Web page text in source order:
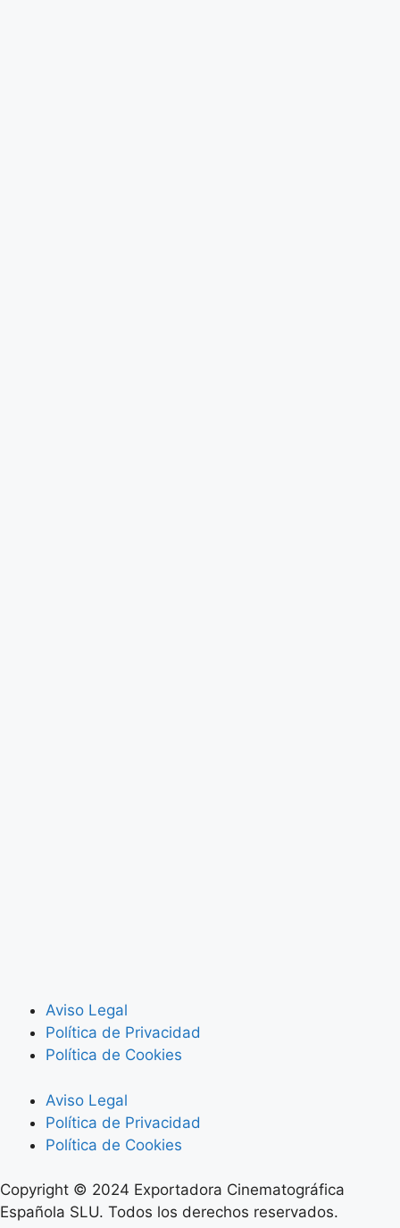
Aviso Legal
Política de Privacidad
Política de Cookies
Aviso Legal
Política de Privacidad
Política de Cookies
Copyright © 2024 Exportadora Cinematográfica
Española SLU. Todos los derechos reservados.